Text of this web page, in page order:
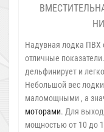
Надувная лодка ПВХ
отличные
дельфинирует и
Небольшой вес
маломощными , а
моторами. Для
мощностью от 10 до